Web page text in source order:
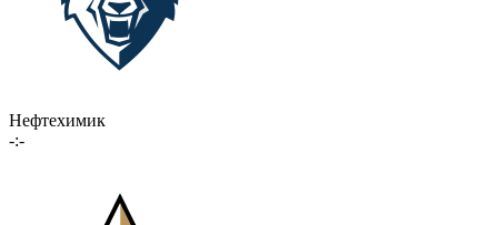
Нефтехимик
-:-